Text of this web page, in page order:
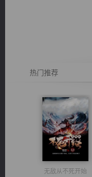
热门推荐
无敌从不死开始